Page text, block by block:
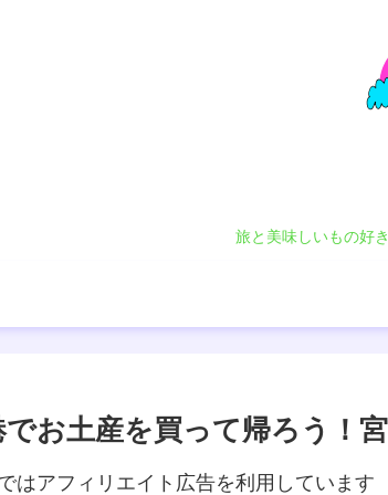
旅と美味しいもの好
でお土産を買って帰ろう！
はアフィリエイト広告を利用しています